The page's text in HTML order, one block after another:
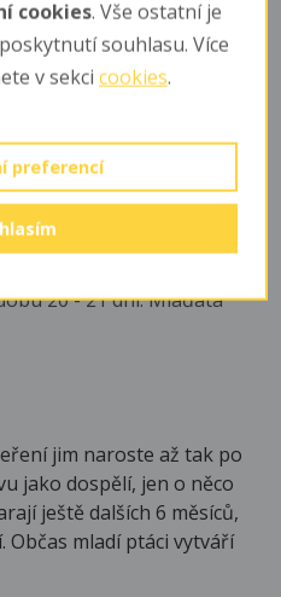
odpadky).
které stále nabírá na
po léta stejné. Staví
samec nosí materiál. Do
snáší 5 - 6 modrozelených
20 - 21 dní. Mláďata
jim naroste až tak po
jako dospělí, jen o něco
ještě dalších 6 měsíců,
mladí ptáci vytváří
cookies. Vše ostatní je
souhlasu. Více
v sekci cookies.
preferencí